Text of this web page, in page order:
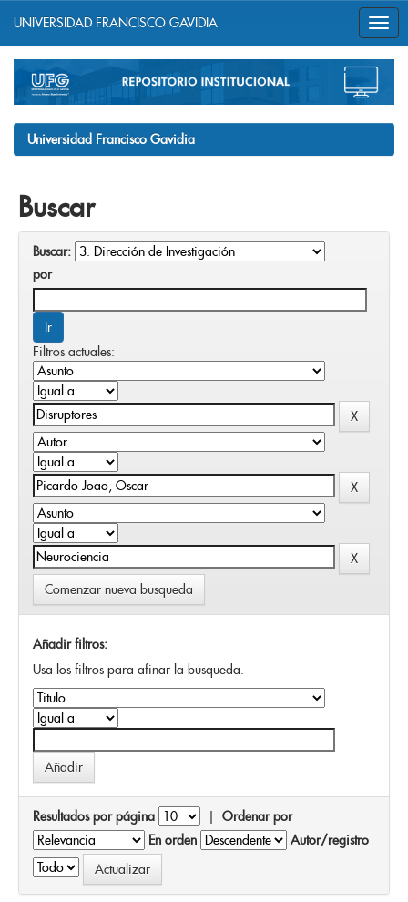
navigation
UNIVERSIDAD FRANCISCO GAVIDIA
Universidad Francisco Gavidia
Buscar
Buscar:
por
Filtros actuales:
Comenzar nueva busqueda
Añadir filtros:
Usa los filtros para afinar la busqueda.
Resultados por página | Ordenar por
En orden
Autor/registro